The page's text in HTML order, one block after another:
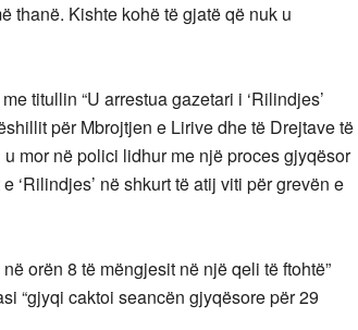
thanë. Kishte kohë të gjatë që nuk u
titullin “U arrestua gazetari i ‘Rilindjes’
për Mbrojtjen e Lirive dhe të Drejtave të
mor në polici lidhur me një proces gjyqësor
‘Rilindjes’ në shkurt të atij viti për grevën e
orën 8 të mëngjesit në një qeli të ftohtë”
“gjyqi caktoi seancën gjyqësore për 29